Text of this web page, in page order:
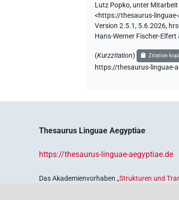
Lutz Popko, unter Mitarbeit
<https://thesaurus-linguae-
Version 2.5.1, 5.6.2026,
Hans-Werner Fischer-
(Kurzzitation) Zitation
https://thesaurus-linguae-
Thesaurus Linguae Aegyptiae
https://thesaurus-linguae-aegyptiae.de
Das Akademienvorhaben„Strukturen und